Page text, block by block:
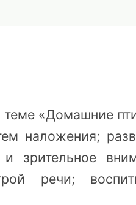
теме «Домашние
наложения;
зрительное
речи;